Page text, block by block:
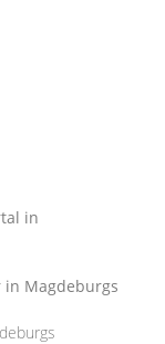
in
in Magdeburgs